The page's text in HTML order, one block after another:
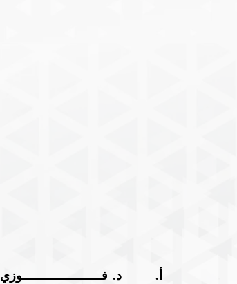
أ‌.        د. فـــــــــــــــــــــــوزي